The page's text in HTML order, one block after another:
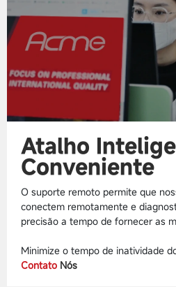
Atalho
Conveniente
O suporte remoto permite que
conectem remotamente e
precisão a tempo de fornecer as
Minimize o tempo de inatividade
Contato Nós